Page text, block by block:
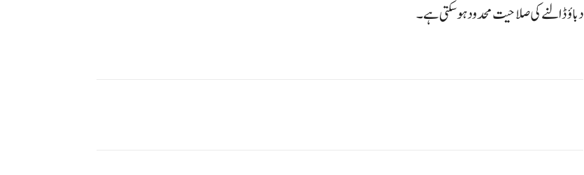
دباؤ ڈالنے کی صلاحیت محدود ہو سکتی ہے۔